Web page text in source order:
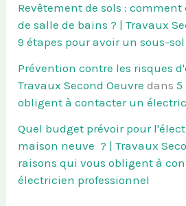
Revêtement de sols :
de salle de bains ? | Travaux
9 étapes pour avoir un sous-sol
Prévention contre les risques
Travaux Second Oeuvre dans5
obligent à contacter un
Quel budget prévoir pour
maison neuve ? | Travaux
raisons qui vous obligent à
électricien professionnel